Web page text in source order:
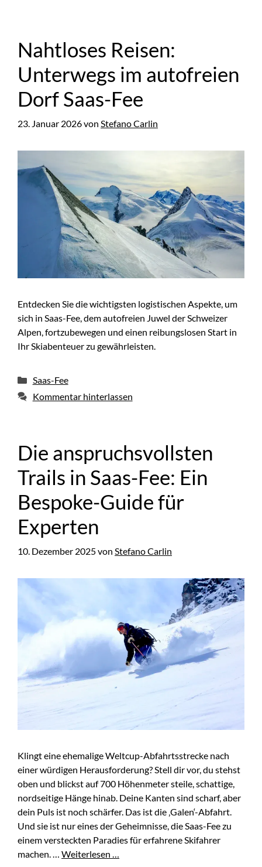
Nahtloses Reisen:
Unterwegs im autofreien
Dorf Saas-Fee
23. Januar 2026von Stefano Carlin
Entdecken Sie die wichtigsten logistischen Aspekte, um
sich in Saas-Fee, dem autofreien Juwel der Schweizer
Alpen, fortzubewegen und einen reibungslosen Start in
Ihr Skiabenteuer zu gewährleisten.
Kategorien
Saas-Fee
Kommentar hinterlassen
Die anspruchsvollsten
Trails in Saas-Fee: Ein
Bespoke-Guide für
Experten
10. Dezember 2025von Stefano Carlin
Klingt eine ehemalige Weltcup-Abfahrtsstrecke nach
einer würdigen Herausforderung? Stell dir vor, du stehst
oben und blickst auf 700 Höhenmeter steile, schattige,
nordseitige Hänge hinab. Deine Kanten sind scharf, aber
dein Puls ist noch schärfer. Das ist die ‚Galen‘-Abfahrt.
Und sie ist nur eines der Geheimnisse, die Saas-Fee zu
einem versteckten Paradies für erfahrene Skifahrer
machen. … Weiterlesen …